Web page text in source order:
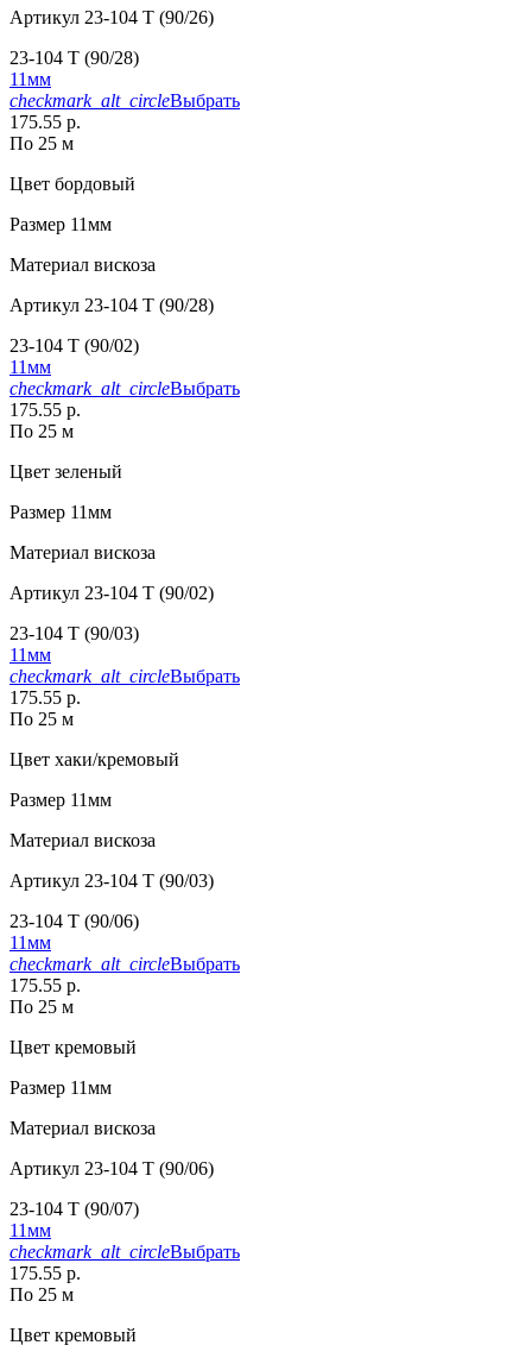
Артикул 23-104 T (90/26)
23-104 T (90/28)
11мм
checkmark_alt_circleВыбрать
175.55 р.
По 25 м
Цвет бордовый
Размер 11мм
Материал вискоза
Артикул 23-104 T (90/28)
23-104 T (90/02)
11мм
checkmark_alt_circleВыбрать
175.55 р.
По 25 м
Цвет зеленый
Размер 11мм
Материал вискоза
Артикул 23-104 T (90/02)
23-104 T (90/03)
11мм
checkmark_alt_circleВыбрать
175.55 р.
По 25 м
Цвет хаки/кремовый
Размер 11мм
Материал вискоза
Артикул 23-104 T (90/03)
23-104 T (90/06)
11мм
checkmark_alt_circleВыбрать
175.55 р.
По 25 м
Цвет кремовый
Размер 11мм
Материал вискоза
Артикул 23-104 T (90/06)
23-104 T (90/07)
11мм
checkmark_alt_circleВыбрать
175.55 р.
По 25 м
Цвет кремовый